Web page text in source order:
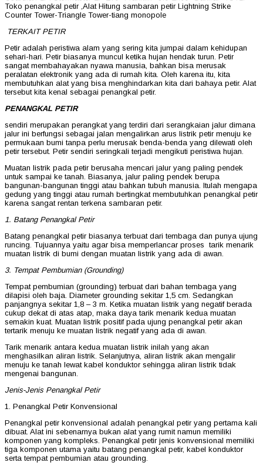
Toko penangkal petir ,Alat Hitung sambaran petir Lightning Strike
Counter Tower-Triangle Tower-tiang monopole
TERKAIT PETIR
Petir adalah peristiwa alam yang sering kita jumpai dalam kehidupan
sehari-hari. Petir biasanya muncul ketika hujan hendak turun. Petir
sangat membahayakan nyawa manusia, bahkan bisa merusak
peralatan elektronik yang ada di rumah kita. Oleh karena itu, kita
membutuhkan alat yang bisa menghindarkan kita dari bahaya petir. Alat
tersebut kita kenal sebagai penangkal petir.
PENANGKAL PETIR
sendiri merupakan perangkat yang terdiri dari serangkaian jalur dimana
jalur ini berfungsi sebagai jalan mengalirkan arus listrik petir menuju ke
permukaan bumi tanpa perlu merusak benda-benda yang dilewati oleh
petir tersebut. Petir sendiri seringkali terjadi mengikuti peristiwa hujan.
Muatan listrik pada petir berusaha mencari jalur yang paling pendek
untuk sampai ke tanah. Biasanya, jalur paling pendek berupa
bangunan-bangunan tinggi atau bahkan tubuh manusia. Itulah mengapa
gedung yang tinggi atau rumah bertingkat membutuhkan penangkal petir
karena sangat rentan terkena sambaran petir.
1. Batang Penangkal Petir
Batang penangkal petir biasanya terbuat dari tembaga dan punya ujung
runcing. Tujuannya yaitu agar bisa memperlancar proses tarik menarik
muatan listrik di bumi dengan muatan listrik yang ada di awan.
3. Tempat Pembumian (Grounding)
Tempat pembumian (grounding) terbuat dari bahan tembaga yang
dilapisi oleh baja. Diameter grounding sekitar 1,5 cm. Sedangkan
panjangnya sekitar 1,8 – 3 m. Ketika muatan listrik yang negatif berada
cukup dekat di atas atap, maka daya tarik menarik kedua muatan
semakin kuat. Muatan listrik positif pada ujung penangkal petir akan
tertarik menuju ke muatan listrik negatif yang ada di awan.
Tarik menarik antara kedua muatan listrik inilah yang akan
menghasilkan aliran listrik. Selanjutnya, aliran listrik akan mengalir
menuju ke tanah lewat kabel konduktor sehingga aliran listrik tidak
mengenai bangunan.
Jenis-Jenis Penangkal Petir
1. Penangkal Petir Konvensional
Penangkal petir konvensional adalah penangkal petir yang pertama kali
dibuat. Alat ini sebenarnya bukan alat yang rumit namun memiliki
komponen yang kompleks. Penangkal petir jenis konvensional memiliki
tiga komponen utama yaitu batang penangkal petir, kabel konduktor
serta tempat pembumian atau grounding.